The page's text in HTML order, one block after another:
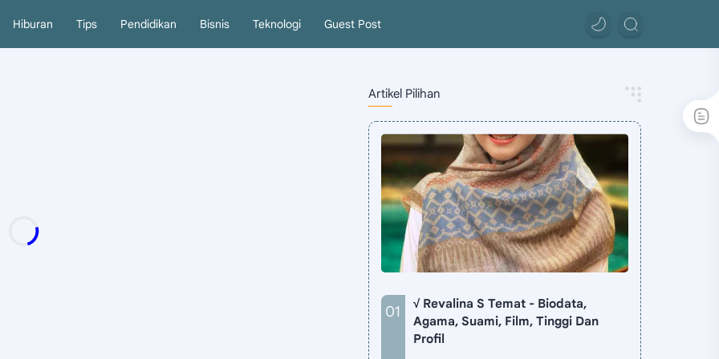
Hiburan Tips Pendidikan Bisnis Teknologi Guest Post
Artikel Pilihan
√ Revalina S Temat - Biodata,
Agama, Suami, Film, Tinggi Dan
Profil